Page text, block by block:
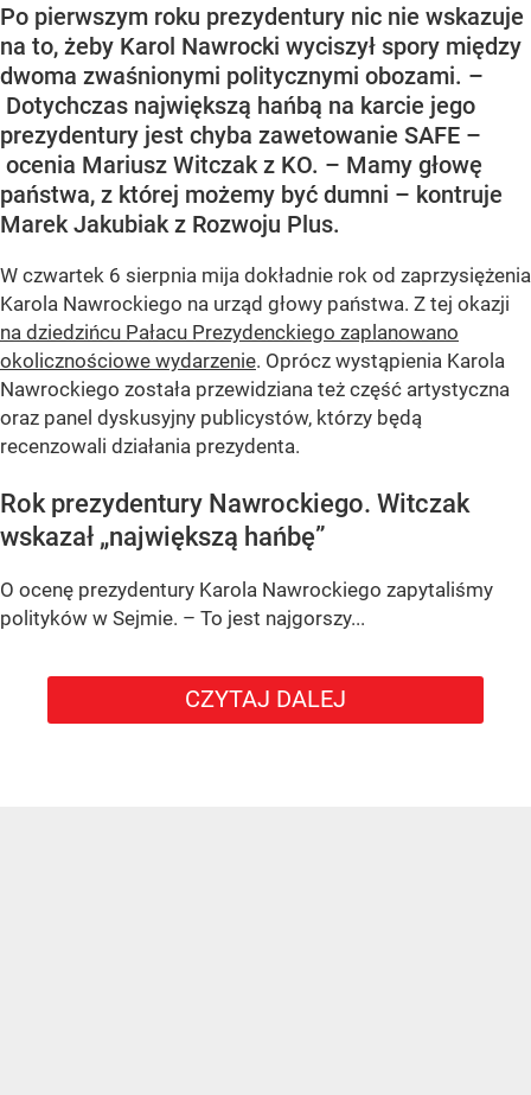
Po pierwszym roku prezydentury nic nie wskazuje
na to, żeby Karol Nawrocki wyciszył spory między
dwoma zwaśnionymi politycznymi obozami. –
Dotychczas największą hańbą na karcie jego
prezydentury jest chyba zawetowanie SAFE –
ocenia Mariusz Witczak z KO. – Mamy głowę
państwa, z której możemy być dumni – kontruje
Marek Jakubiak z Rozwoju Plus.
W czwartek 6 sierpnia mija dokładnie rok od zaprzysiężenia
Karola Nawrockiego na urząd głowy państwa. Z tej okazji
na dziedzińcu Pałacu Prezydenckiego zaplanowano
okolicznościowe wydarzenie. Oprócz wystąpienia Karola
Nawrockiego została przewidziana też część artystyczna
oraz panel dyskusyjny publicystów, którzy będą
recenzowali działania prezydenta.
Rok prezydentury Nawrockiego. Witczak
wskazał „największą hańbę”
O ocenę prezydentury Karola Nawrockiego zapytaliśmy
polityków w Sejmie. – To jest najgorszy...
CZYTAJ DALEJ